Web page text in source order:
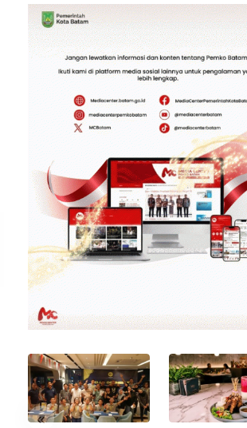
WSO
Festival 2026
«